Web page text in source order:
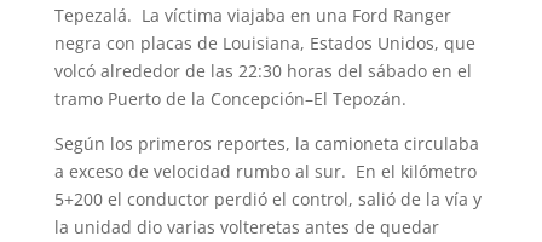
Tepezalá. La víctima viajaba en una Ford Ranger
negra con placas de Louisiana, Estados Unidos, que
volcó alrededor de las 22:30 horas del sábado en el
tramo Puerto de la Concepción–El Tepozán.
Según los primeros reportes, la camioneta circulaba
a exceso de velocidad rumbo al sur. En el kilómetro
5+200 el conductor perdió el control, salió de la vía y
la unidad dio varias volteretas antes de quedar